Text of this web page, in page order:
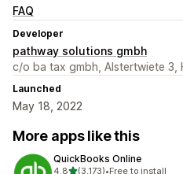
FAQ
Developer
pathway solutions gmbh
c/o ba tax gmbh, Alstertwiete 3,
Launched
May 18, 2022
More apps like this
QuickBooks Online
4.8out of 5 stars
(3,173)•Free to install